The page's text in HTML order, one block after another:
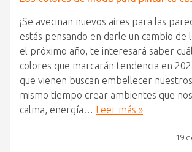
¡Se avecinan nuevos aires para las
estás pensando en darle un cambio de
el próximo año, te interesará saber
colores que marcarán tendencia en
que vienen buscan embellecer
mismo tiempo crear ambientes que
calma, energía… Leer más »
19